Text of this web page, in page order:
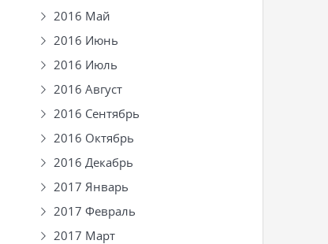
2016 Май
2016 Июнь
2016 Июль
2016 Август
2016 Сентябрь
2016 Октябрь
2016 Декабрь
2017 Январь
2017 Февраль
2017 Март